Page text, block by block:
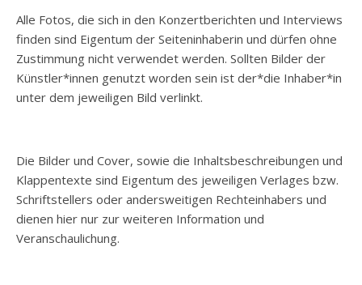
Alle Fotos, die sich in den Konzertberichten und Interviews
finden sind Eigentum der Seiteninhaberin und dürfen ohne
Zustimmung nicht verwendet werden. Sollten Bilder der
Künstler*innen genutzt worden sein ist der*die Inhaber*in
unter dem jeweiligen Bild verlinkt.
Die Bilder und Cover, sowie die Inhaltsbeschreibungen und
Klappentexte sind Eigentum des jeweiligen Verlages bzw.
Schriftstellers oder andersweitigen Rechteinhabers und
dienen hier nur zur weiteren Information und
Veranschaulichung.